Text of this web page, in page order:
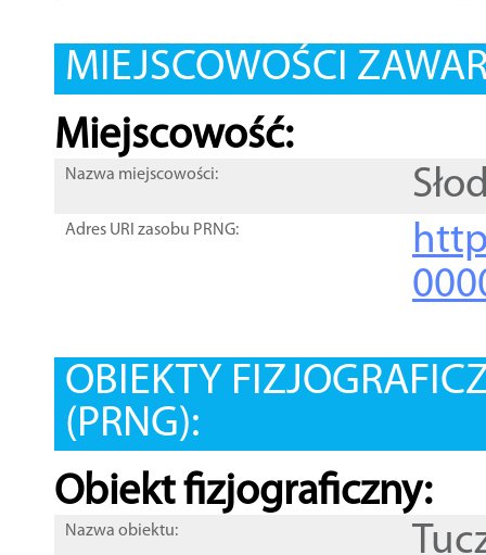
MIEJSCOWOŚCI
Miejscowość:
Nazwa miejscowości:
Adres URI zasobu PRNG:
OBIEKTY
(PRNG):
Obiekt fizjograficzny:
Nazwa obiektu: